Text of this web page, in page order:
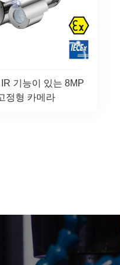
기능이 있는 8MP
정형 카메라